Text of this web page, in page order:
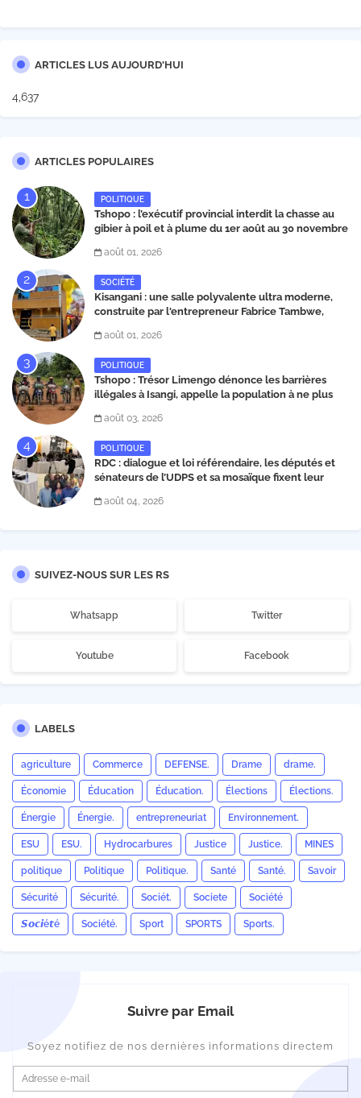
ARTICLES LUS AUJOURD'HUI
4,637
ARTICLES POPULAIRES
POLITIQUE
Tshopo : l’exécutif provincial interdit la chasse au
gibier à poil et à plume du 1er août au 30 novembre
août 01, 2026
SOCIÉTÉ
Kisangani : une salle polyvalente ultra moderne,
construite par l'entrepreneur Fabrice Tambwe,
août 01, 2026
POLITIQUE
Tshopo : Trésor Limengo dénonce les barrières
illégales à Isangi, appelle la population à ne plus
août 03, 2026
POLITIQUE
RDC : dialogue et loi référendaire, les députés et
sénateurs de l’UDPS et sa mosaïque fixent leur
Matata
août 04, 2026
SUIVEZ-NOUS SUR LES RS
Whatsapp Twitter
Youtube Facebook
LABELS
agriculture Commerce DEFENSE. Drame drame.
Économie Éducation Éducation. Élections Élections.
Énergie Énergie. entrepreneuriat Environnement.
ESU ESU. Hydrocarbures Justice Justice. MINES
politique Politique Politique. Santé Santé. Savoir
Sécurité Sécurité. Sociét. Societe Société
𝙎𝙤𝙘𝙞é𝙩é Société. Sport SPORTS Sports.
Suivre par Email
Soyez notifiez de nos dernières informations directem